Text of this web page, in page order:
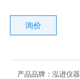
询价
产品品牌： 泓进仪器